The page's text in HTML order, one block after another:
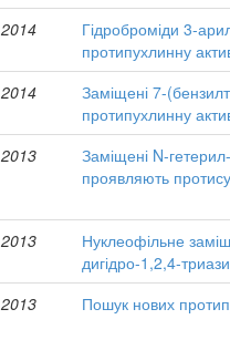
2014
Гідроброміди 3-
протипухлинну
2014
Заміщені 7-
протипухлинну
2013
Заміщені N-
проявляють
2013
Нуклеофільне
дигідро-1,2,4-
2013
Пошук нових